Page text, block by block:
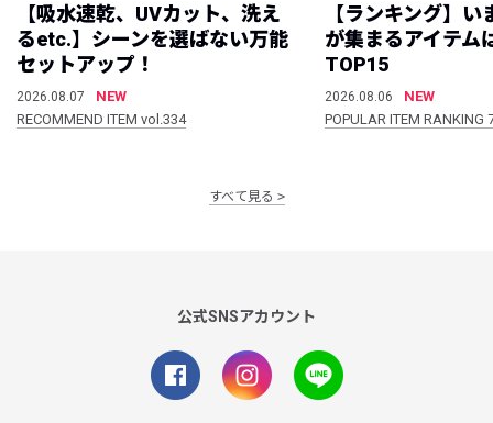
【吸水速乾、UVカット、洗え
るetc.】シーンを選ばない万能
セットアップ！
2026.08.07
NEW
RECOMMEND ITEM vol.334
【ランキング】
が集まるアイテム
TOP15
2026.08.06
NEW
POPULAR ITEM
すべて見る
公式SNSアカウント